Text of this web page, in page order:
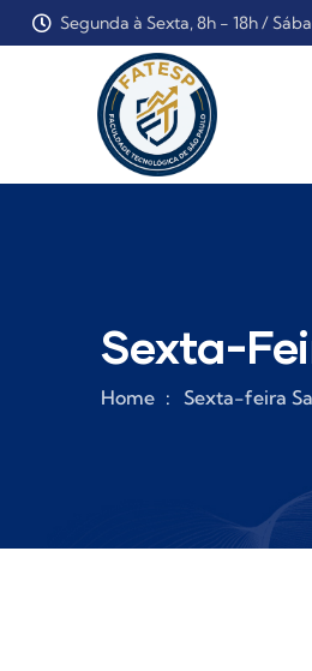
Segunda à Sexta, 8h - 18h /
Sexta-
Home Sexta-feira